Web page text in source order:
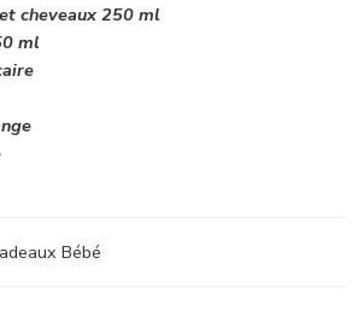
cheveaux 250 ml
ml
Bébé